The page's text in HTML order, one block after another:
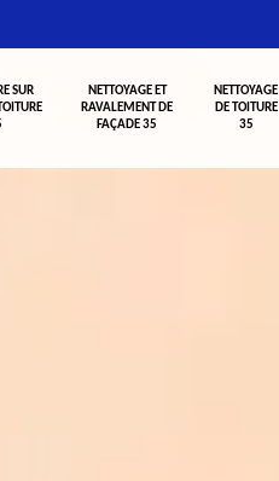
SUR
NETTOYAGE ET
RAVALEMENT DE
FAÇADE 35
NETTOYAGE
DE TOITURE
35